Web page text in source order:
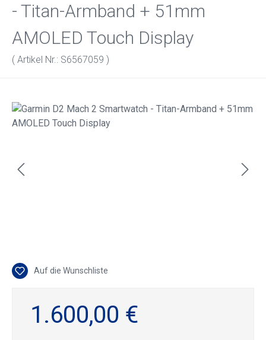
- Titan-Armband + 51mm
AMOLED Touch Display
( Artikel Nr.: S6567059 )
Bildergalerie überspringen
Auf die Wunschliste
1.600,00 €